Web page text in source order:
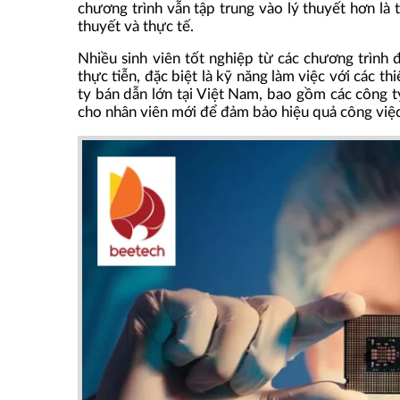
chương trình vẫn tập trung vào lý thuyết hơn là
thuyết và thực tế.
Nhiều sinh viên tốt nghiệp từ các chương
thực tiễn, đặc biệt là kỹ năng làm việc với các
ty bán dẫn lớn tại Việt Nam, bao gồm các
cho nhân viên mới để đảm bảo hiệu quả công